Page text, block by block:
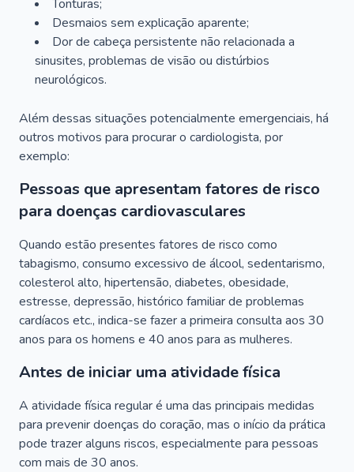
Tonturas;
Desmaios sem explicação aparente;
Dor de cabeça persistente não relacionada a
sinusites, problemas de visão ou distúrbios
neurológicos.
Além dessas situações potencialmente emergenciais, há
outros motivos para procurar o cardiologista, por
exemplo:
Pessoas que apresentam fatores de risco
para doenças cardiovasculares
Quando estão presentes fatores de risco como
tabagismo, consumo excessivo de álcool, sedentarismo,
colesterol alto, hipertensão, diabetes, obesidade,
estresse, depressão, histórico familiar de problemas
cardíacos etc., indica-se fazer a primeira consulta aos 30
anos para os homens e 40 anos para as mulheres.
Antes de iniciar uma atividade física
A atividade física regular é uma das principais medidas
para prevenir doenças do coração, mas o início da prática
pode trazer alguns riscos, especialmente para pessoas
com mais de 30 anos.